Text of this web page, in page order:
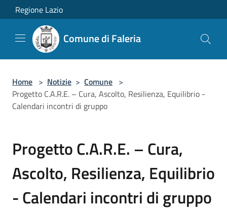
Salta al contenuto principale
Regione Lazio
Comune di Faleria
Home > Notizie > Comune >
Progetto C.A.R.E. – Cura, Ascolto, Resilienza, Equilibrio -
Calendari incontri di gruppo
Progetto C.A.R.E. – Cura,
Ascolto, Resilienza, Equilibrio
- Calendari incontri di gruppo